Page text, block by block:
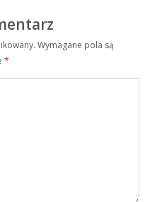
Wymagane pola są
*